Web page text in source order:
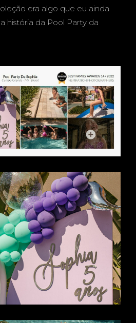
era algo que eu ainda
história da Pool Party da